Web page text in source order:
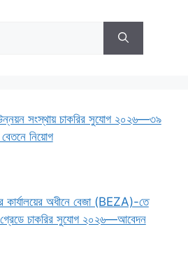
সংস্থায় চাকরির সুযোগ ২০২৬—৩৯
বেতনে নিয়োগ
কার্যালয়ের অধীনে বেজা (BEZA)-তে
চাকরির সুযোগ ২০২৬—আবেদন